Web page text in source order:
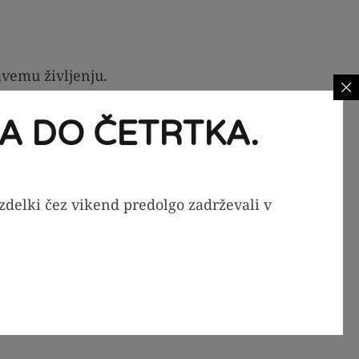
življenju.
sloga:
pogosto tudi brez glutena, brez laktoze
DO ČETRTKA.
čez vikend predolgo zadrževali v